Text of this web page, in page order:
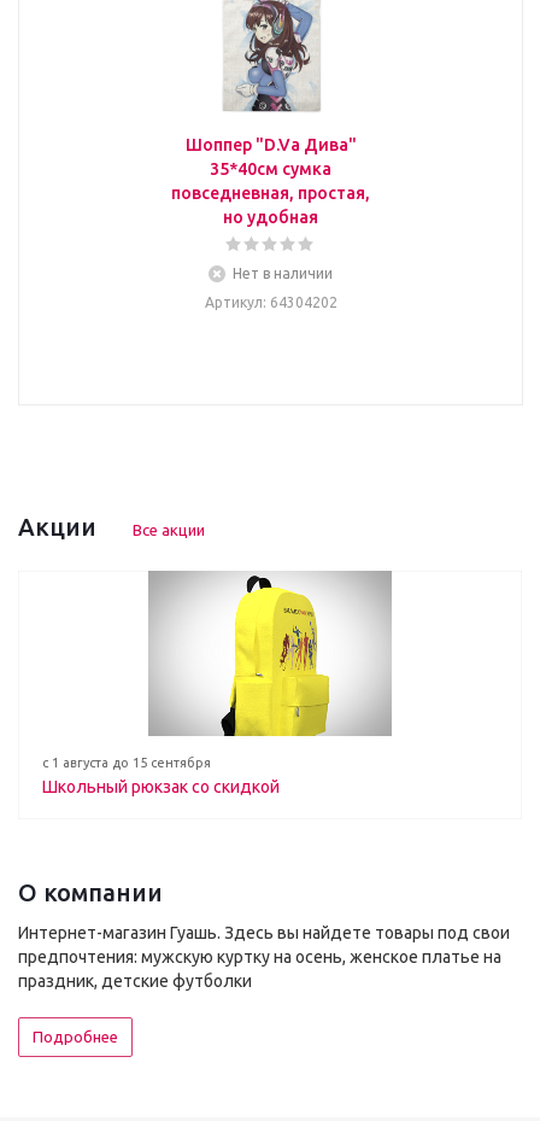
Шоппер "D.Va Дива"
35*40см сумка
повседневная, простая,
но удобная
Нет в наличии
Артикул: 64304202
Акции Все акции
с 1 августа до 15 сентября
Школьный рюкзак со скидкой
О компании
Интернет-магазин Гуашь. Здесь вы найдете товары под свои
предпочтения: мужскую куртку на осень, женское платье на
праздник, детские футболки
Подробнее